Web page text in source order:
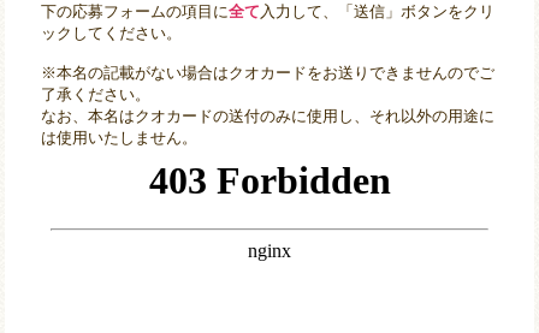
下の応募フォームの項目に全て 入力して、「送信」ボタンをクリ
ックしてください。
※本名の記載がない場合はクオカードをお送りできませんのでご
了承ください。
なお、本名はクオカードの送付のみに使用し、それ以外の用途に
は使用いたしません。